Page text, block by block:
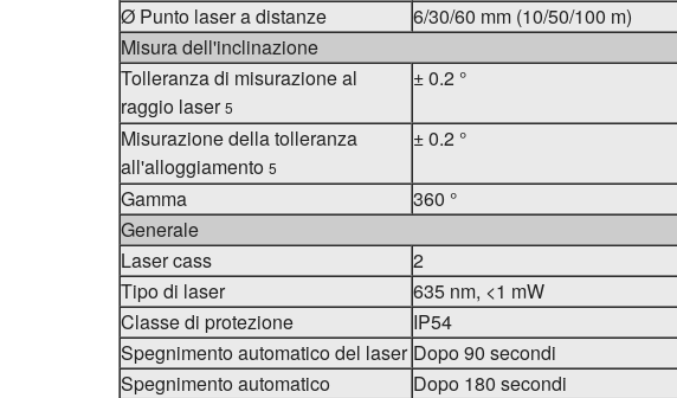
Ø Punto laser a distanze
6/30/60 mm (10/50/100 m)
Misura dell'inclinazione
Tolleranza di misurazione al
raggio laser5
± 0.2 °
Misurazione della tolleranza
all'alloggiamento 5
± 0.2 °
Gamma
360 °
Generale
Laser cass
2
Tipo di laser
635 nm, <1 mW
Classe di protezione
IP54
Spegnimento automatico del laser Dopo 90 secondi
Spegnimento automatico
Dopo 180 secondi